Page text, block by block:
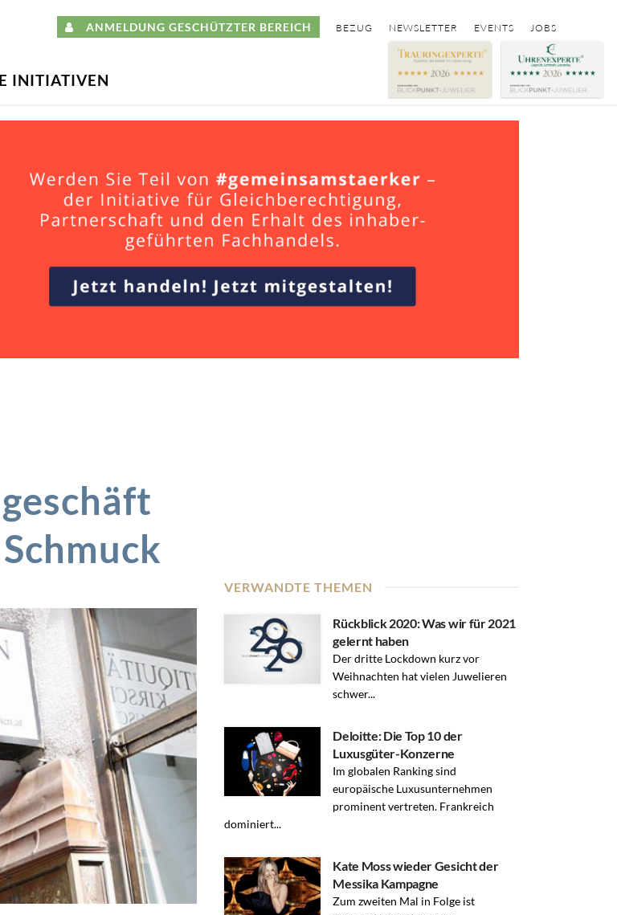
ANMELDUNG GESCHÜTZTER BEREICH BEZUG NEWSLETTER EVENTS JOBS
INITIATIVEN
VERWANDTE THEMEN
Rückblick 2020: Was wir für 2021
gelernt haben
Der dritte Lockdown kurz vor
Weihnachten hat vielen Juwelieren
schwer...
Deloitte: Die Top 10 der
Luxusgüter-Konzerne
Im globalen Ranking sind
europäische Luxusunternehmen
prominent vertreten. Frankreich
dominiert...
Kate Moss wieder Gesicht der
Messika Kampagne
Zum zweiten Mal in Folge ist